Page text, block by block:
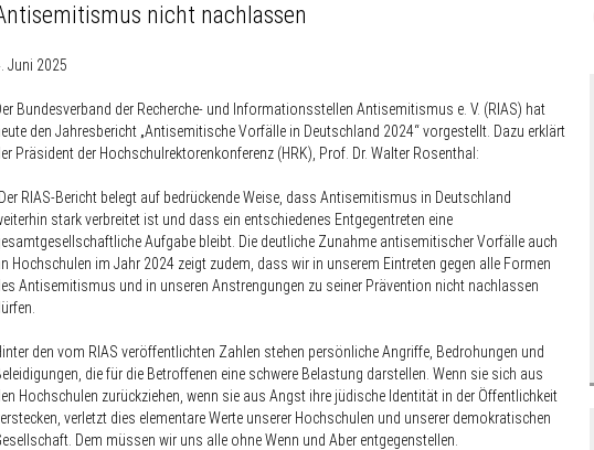
nicht nachlassen
Juni 2025
Bundesverband der Recherche- und Informationsstellen Antisemitismus e. V. (RIAS) hat
den Jahresbericht „Antisemitische Vorfälle in Deutschland 2024“ vorgestellt. Dazu erklärt
Präsident der Hochschulrektorenkonferenz (HRK), Prof. Dr. Walter Rosenthal:
RIAS-Bericht belegt auf bedrückende Weise, dass Antisemitismus in Deutschland
stark verbreitet ist und dass ein entschiedenes Entgegentreten eine
Aufgabe bleibt. Die deutliche Zunahme antisemitischer Vorfälle auch
Hochschulen im Jahr 2024 zeigt zudem, dass wir in unserem Eintreten gegen alle Formen
Antisemitismus und in unseren Anstrengungen zu seiner Prävention nicht nachlassen
den vom RIAS veröffentlichten Zahlen stehen persönliche Angriffe, Bedrohungen und
die für die Betroffenen eine schwere Belastung darstellen. Wenn sie sich aus
Hochschulen zurückziehen, wenn sie aus Angst ihre jüdische Identität in der Öffentlichkeit
verletzt dies elementare Werte unserer Hochschulen und unserer demokratischen
Dem müssen wir uns alle ohne Wenn und Aber entgegenstellen.